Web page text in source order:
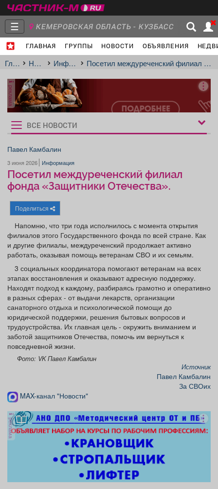
☰ КЕМЕРОВСКАЯ ОБЛАСТЬ - КУЗБАСС
ГЛАВНАЯ ГРУППЫ НОВОСТИ ОБЪЯВЛЕНИЯ
Главная
Группы Новости
Объявления Недвижимость Услуги
Работа
Афиша Обучение Проекты
Товары Поздравления Погода
ТВ программа Я - пенсионер
Главная Новости Информация Посетил междуреченский филиал фонда «Защитники Отечества».
реклама
Рукбрики
новостей
ВСЕ НОВОСТИ
Павел Камбалин
3 июня 2026 Информация
Посетил междуреченский филиал
фонда «Защитники Отечества».
Поделиться
Напомню, что три года исполнилось с момента открытия
филиалов этого Государственного фонда по всей стране. Как
и другие филиалы, междуреченский продолжает активно
работать, оказывая помощь ветеранам СВО и их семьям.
3 социальных координатора помогают ветеранам на всех
этапах восстановления и оказывают адресную поддержку.
Находят подход к каждому, разбираясь грамотно и оперативно
в разных сферах - от выдачи лекарств, организации
санаторного отдыха и психологической помощи до
юридической поддержки, решения бытовых вопросов и
трудоустройства. Их главная цель - окружить вниманием и
заботой защитников Отечества, помочь им вернуться к
повседневной жизни.
Фото: VK Павел Камбалин
Источник
Павел Камбалин
За СВОих
MAX-канал "Новости"
реклама